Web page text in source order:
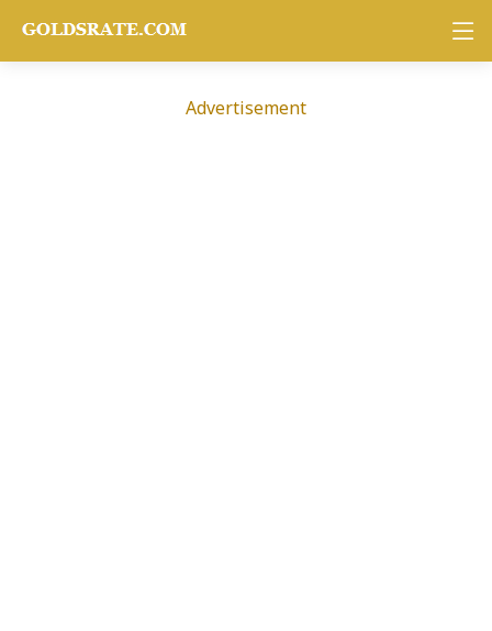
Advertisement